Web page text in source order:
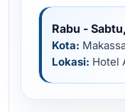
Rabu -
Kota:
Lokasi: Hotel